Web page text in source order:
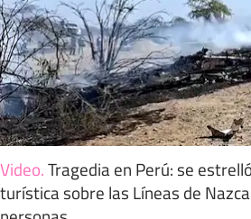
Video.Tragedia en Perú: se
turística sobre las Líneas de